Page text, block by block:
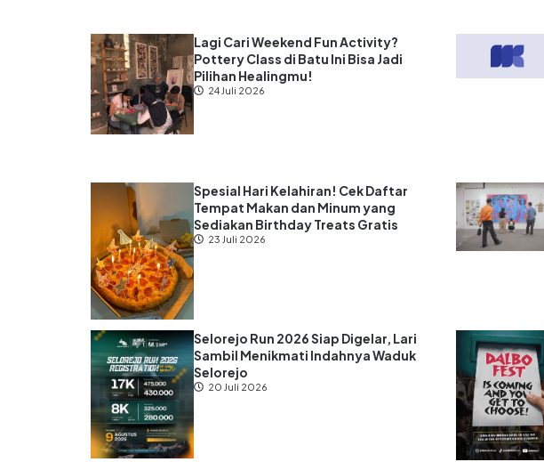
Lagi Cari Weekend Fun Activity?
Pottery Class di Batu Ini Bisa Jadi
Pilihan Healingmu!
24 Juli 2026
Spesial Hari Kelahiran! Cek Daftar
Tempat Makan dan Minum yang
Sediakan Birthday Treats Gratis
23 Juli 2026
Selorejo Run 2026 Siap Digelar, Lari
Sambil Menikmati Indahnya Waduk
Selorejo
20 Juli 2026